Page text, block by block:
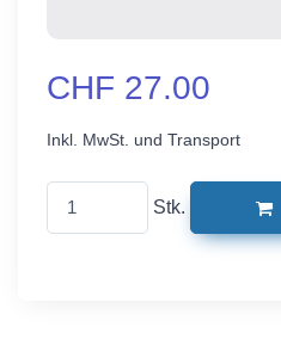
CHF 27.00
Inkl. MwSt. und Transport
Stk.